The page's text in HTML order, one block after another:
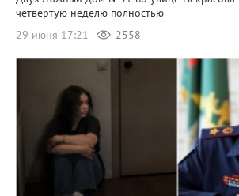
четвертую неделю полностью
29 июня 17:21
2558